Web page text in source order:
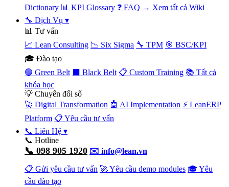
Dictionary 📊 KPI Glossary ❓ FAQ → Xem tất cả Wiki
🔧 Dịch Vụ ▾
📊 Tư vấn
📈 Lean Consulting 📉 Six Sigma 🔧 TPM 🎯 BSC/KPI
🎓 Đào tạo
🟢 Green Belt
⬛ Black Belt 📋 Custom Training 📚 Tất cả
khóa học
💡 Chuyển đổi số
🚀 Digital Transformation 🤖 AI Implementation ⚡ LeanERP
Platform 📋 Yêu cầu tư vấn
📞 Liên Hệ ▾
📞 Hotline
📞 098 905 1920 ✉️ info@lean.vn
📋 Gửi yêu cầu tư vấn 🚀 Yêu cầu demo modules 🎓 Yêu
cầu đào tạo